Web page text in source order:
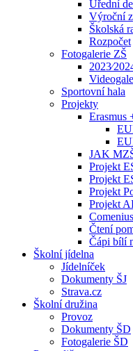
Úřední
Výroční
Školská
Rozpočet
Fotogalerie ZŠ
Sportovní hala
Projekty
Erasmus
JAK
Projekt
Projekt
Projekt
Projekt
Comenius
Čtení
Čápi bílí
Školní jídelna
Jídelníček
Dokumenty ŠJ
Strava.cz
Školní družina
Provoz
Dokumenty ŠD
Fotogalerie ŠD